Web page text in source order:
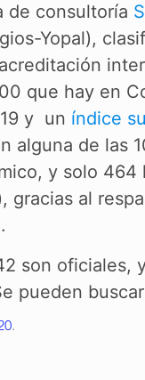
de consultoría
Yopal),
que hay en
y un índice
alguna de las
y solo
gracias al
son
pueden
.